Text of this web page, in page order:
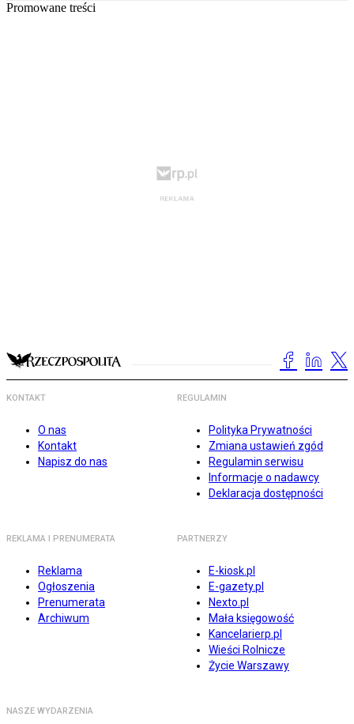
Promowane treści
KONTAKT
O nas
Kontakt
Napisz do nas
REGULAMIN
Polityka Prywatności
Zmiana ustawień zgód
Regulamin serwisu
Informacje o nadawcy
Deklaracja dostępności
REKLAMA I PRENUMERATA
Reklama
Ogłoszenia
Prenumerata
Archiwum
PARTNERZY
E-kiosk.pl
E-gazety.pl
Nexto.pl
Mała księgowość
Kancelarierp.pl
Wieści Rolnicze
Życie Warszawy
NASZE WYDARZENIA